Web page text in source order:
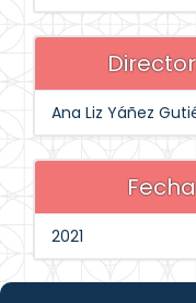
Ana Liz Yáñez
2021